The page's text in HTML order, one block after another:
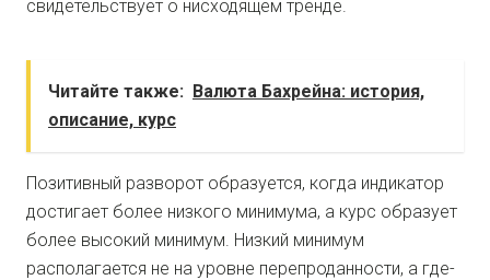
свидетельствует о нисходящем тренде.
Читайте также: Валюта Бахрейна: история,
описание, курс
Позитивный разворот образуется, когда индикатор
достигает более низкого минимума, а курс образует
более высокий минимум. Низкий минимум
располагается не на уровне перепроданности, а где-